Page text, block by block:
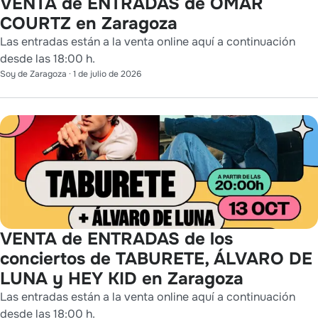
COURTZ en Zaragoza
Las entradas están a la venta online aquí a continuación
desde las 18:00 h.
Soy de Zaragoza · 1 de julio de 2026
VENTA de ENTRADAS de los
conciertos de TABURETE, ÁLVARO DE
LUNA y HEY KID en Zaragoza
Las entradas están a la venta online aquí a continuación
desde las 18:00 h.